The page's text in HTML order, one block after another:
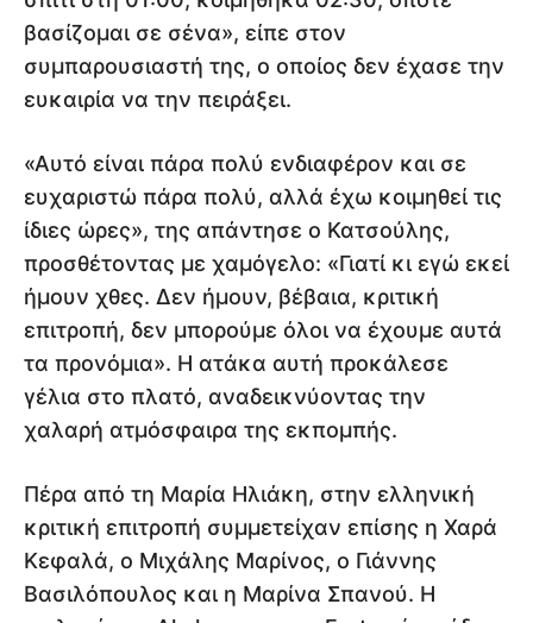
βασίζομαι σε σένα», είπε στον
συμπαρουσιαστή της, ο οποίος δεν έχασε την
ευκαιρία να την πειράξει.
«Αυτό είναι πάρα πολύ ενδιαφέρον και σε
ευχαριστώ πάρα πολύ, αλλά έχω κοιμηθεί τις
ίδιες ώρες», της απάντησε ο Κατσούλης,
προσθέτοντας με χαμόγελο: «Γιατί κι εγώ εκεί
ήμουν χθες. Δεν ήμουν, βέβαια, κριτική
επιτροπή, δεν μπορούμε όλοι να έχουμε αυτά
τα προνόμια». Η ατάκα αυτή προκάλεσε
γέλια στο πλατό, αναδεικνύοντας την
χαλαρή ατμόσφαιρα της εκπομπής.
Πέρα από τη Μαρία Ηλιάκη, στην ελληνική
κριτική επιτροπή συμμετείχαν επίσης η Χαρά
Κεφαλά, ο Μιχάλης Μαρίνος, ο Γιάννης
Βασιλόπουλος και η Μαρίνα Σπανού. Η